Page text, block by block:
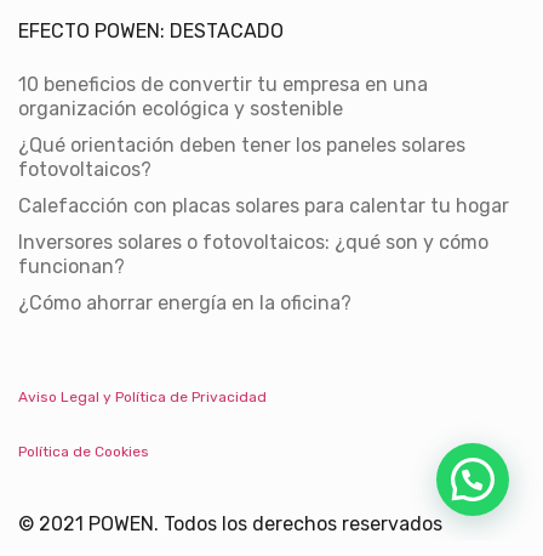
EFECTO POWEN: DESTACADO
10 beneficios de convertir tu empresa en una
organización ecológica y sostenible
¿Qué orientación deben tener los paneles solares
fotovoltaicos?
Calefacción con placas solares para calentar tu hogar
Inversores solares o fotovoltaicos: ¿qué son y cómo
funcionan?
¿Cómo ahorrar energía en la oficina?
Aviso Legal y Política de Privacidad
Política de Cookies
© 2021 POWEN. Todos los derechos reservados